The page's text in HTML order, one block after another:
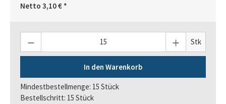
Netto 3,10 € *
Stk
In den Warenkorb
Mindestbestellmenge: 15 Stück
Bestellschritt: 15 Stück